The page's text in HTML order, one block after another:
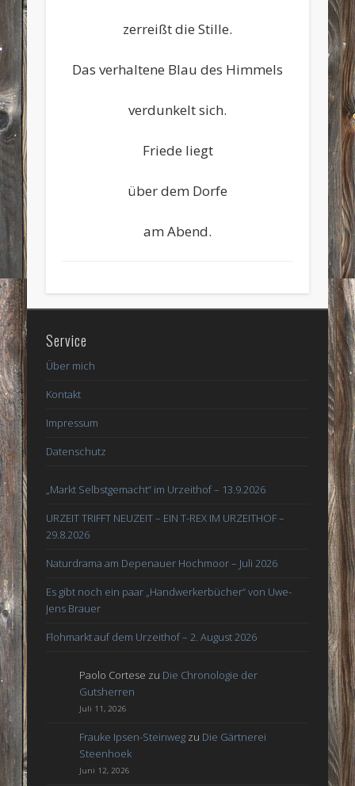
zerreißt die Stille.
Das verhaltene Blau des Himmels
verdunkelt sich.
Friede liegt
über dem Dorfe
am Abend.
Service
Über mich
Kontakt
Impressum
Datenschutz
„Markt Selbstgemacht“ im Urzeithof – 13.9.2026
URZEIT TRIFFT NEUZEIT – EIN T-REX IM URZEITHOF –
29.8.2026
Naturdrama am Depenauer Hochmoor – Juli 2026
Es gibt noch ein paar „Handwerkerbücher“ von Uwe-
Jens Brauer
Flohmarkt auf dem Urzeithof – 2. August 2026
Paolo Cortese zu Die Chronologie der
Gutsherren
Juli 11, 2026
Frauke Ipsen-Steinweg zu Die Gärtnerei
Steenhoek
Juni 12, 2026